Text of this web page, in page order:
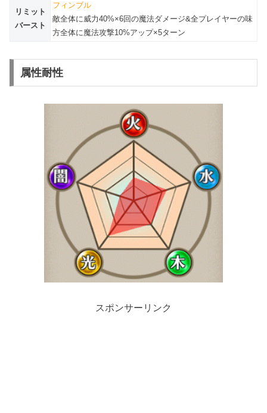
リミット
バースト
フィンブル
敵全体に威力40%×6回の魔法ダメージ&全プレイヤーの味
方全体に魔法攻撃10%アップ×5ターン
属性耐性
スポンサーリンク